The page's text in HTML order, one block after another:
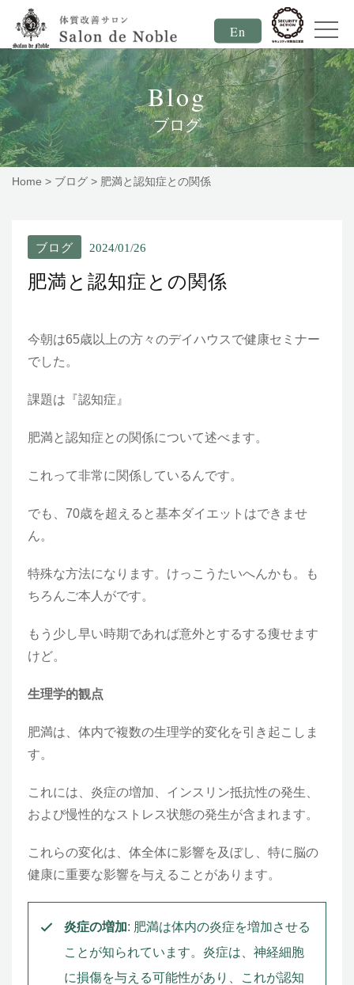
En
Blog
ブログ
Home > ブログ > 肥満と認知症との関係
ブログ 2024/01/26
肥満と認知症との関係
今朝は65歳以上の方々のデイハウスで健康セミナー
でした。
課題は『認知症』
肥満と認知症との関係について述べます。
これって非常に関係しているんです。
でも、70歳を超えると基本ダイエットはできませ
ん。
特殊な方法になります。けっこうたいへんかも。も
ちろんご本人がです。
もう少し早い時期であれば意外とするする痩せます
けど。
生理学的観点
肥満は、体内で複数の生理学的変化を引き起こしま
す。
これには、炎症の増加、インスリン抵抗性の発生、
および慢性的なストレス状態の発生が含まれます。
これらの変化は、体全体に影響を及ぼし、特に脳の
健康に重要な影響を与えることがあります。
炎症の増加: 肥満は体内の炎症を増加させる
ことが知られています。炎症は、神経細胞
に損傷を与える可能性があり、これが認知